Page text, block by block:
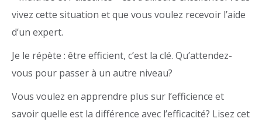
vivez cette situation et que vous voulez recevoir l’aide
d’un expert.
Je le répète : être efficient, c’est la clé. Qu’attendez-
vous pour passer à un autre niveau?
Vous voulez en apprendre plus sur l’efficience et
savoir quelle est la différence avec l’efficacité? Lisez cet